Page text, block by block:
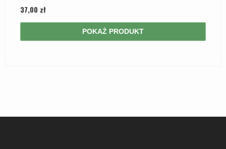
37,00 zł
POKAŻ PRODUKT